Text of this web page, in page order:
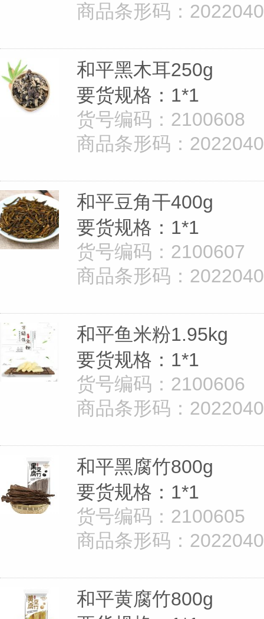
商品条形码：
和平黑木耳250g
要货规格：1*1
货号编码：2100608
商品条形码：
和平豆角干400g
要货规格：1*1
货号编码：2100607
商品条形码：
和平鱼米粉1.95kg
要货规格：1*1
货号编码：2100606
商品条形码：
和平黑腐竹800g
要货规格：1*1
货号编码：2100605
商品条形码：
和平黄腐竹800g